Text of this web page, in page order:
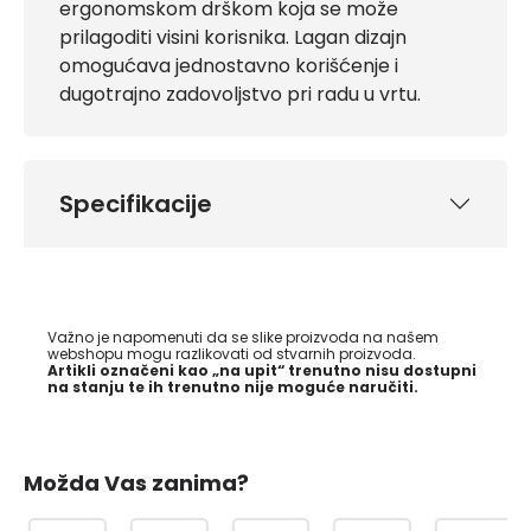
ergonomskom drškom koja se može
prilagoditi visini korisnika. Lagan dizajn
omogućava jednostavno korišćenje i
dugotrajno zadovoljstvo pri radu u vrtu.
Specifikacije
Važno je napomenuti da se slike proizvoda na našem
webshopu mogu razlikovati od stvarnih proizvoda.
Artikli označeni kao „na upit“ trenutno nisu dostupni
na stanju te ih trenutno nije moguće naručiti.
Možda Vas zanima?